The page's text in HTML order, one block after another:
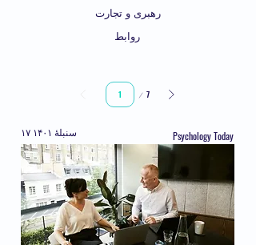
رهبری و تجارت
روابط
7
Page
۱۷ سنبلهٔ ۱۴۰۱ Psychology Today